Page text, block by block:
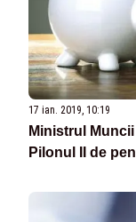
17 ian. 2019, 10:19
Ministrul
Pilonul II de